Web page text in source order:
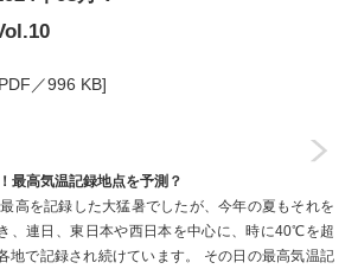
／996 KB]
最高気温記録地点を予測？
高を記録した大猛暑でしたが、今年の夏もそれを
、連日、東日本や西日本を中心に、時に40℃を超
地で記録され続けています。 その日の最高気温記